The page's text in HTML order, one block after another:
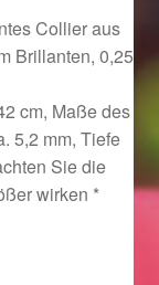
Collier aus
Brillanten, 0,25
cm, Maße des
5,2 mm, Tiefe
Sie die
wirken *